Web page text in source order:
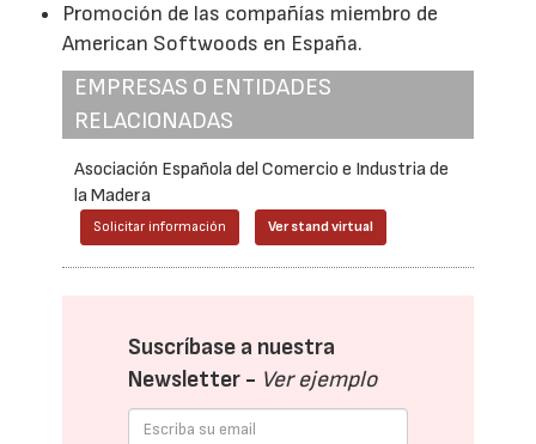
Promoción de las compañías miembro de
American Softwoods en España.
EMPRESAS O ENTIDADES
RELACIONADAS
Asociación Española del Comercio e Industria de
la Madera
Solicitar información Ver stand virtual
Suscríbase a nuestra
Newsletter - Ver ejemplo